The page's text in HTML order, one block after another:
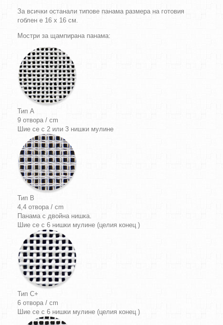
За всички останали типове панама размера на готовия
гоблен е 16 х 16 см.
Мостри за щампирана панама:
Тип A
9 отвора / cm
Шие се с 2 или 3 нишки мулине
Тип B
4,4 отвора / cm
Панама с двойна нишка.
Шие се с 6 нишки мулине (целия конец )
Тип C+
6 отвора / cm
Шие се с 6 нишки мулине (целия конец )